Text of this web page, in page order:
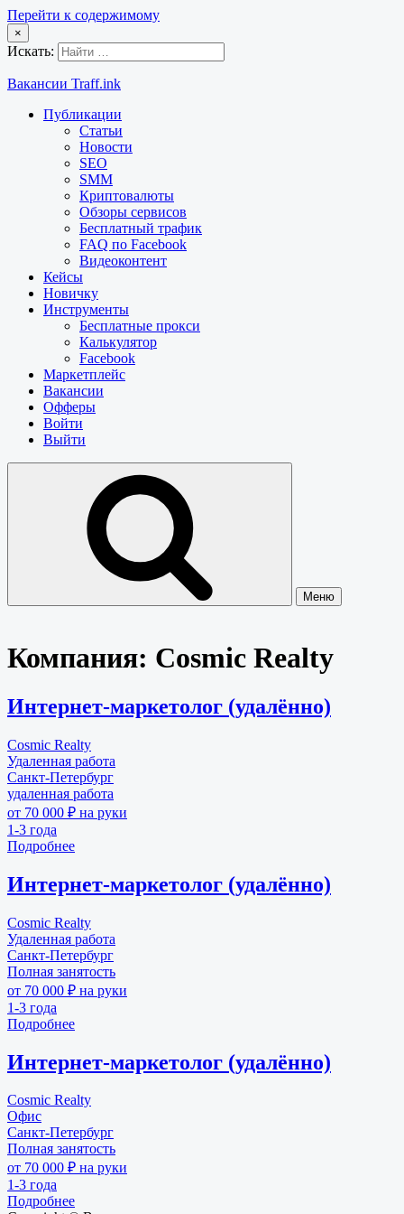
Перейти к содержимому
×
Искать:
Вакансии Traff.ink
Публикации
Статьи
Новости
SEO
SMM
Криптовалюты
Обзоры сервисов
Бесплатный трафик
FAQ по Facebook
Видеоконтент
Кейсы
Новичку
Инструменты
Бесплатные прокси
Калькулятор
Facebook
Маркетплейс
Вакансии
Офферы
Войти
Выйти
Меню
Компания: Cosmic Realty
Интернет-маркетолог (удалённо)
Cosmic Realty
Удаленная работа
Санкт-Петербург
удаленная работа
от 70 000 ₽ на руки
1-3 года
Подробнее
Интернет-маркетолог (удалённо)
Cosmic Realty
Удаленная работа
Санкт-Петербург
Полная занятость
от 70 000 ₽ на руки
1-3 года
Подробнее
Интернет-маркетолог (удалённо)
Cosmic Realty
Офис
Санкт-Петербург
Полная занятость
от 70 000 ₽ на руки
1-3 года
Подробнее